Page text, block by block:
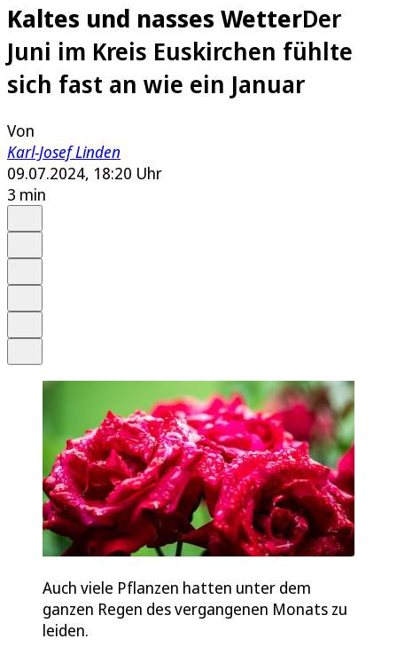
Kaltes und nasses WetterDer
Juni im Kreis Euskirchen fühlte
sich fast an wie ein Januar
Von
Karl-Josef Linden
09.07.2024, 18:20 Uhr
3 min
Auch viele Pflanzen hatten unter dem
ganzen Regen des vergangenen Monats zu
leiden.